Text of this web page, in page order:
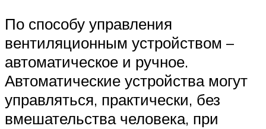
По способу управления
вентиляционным устройством –
автоматическое и ручное.
Автоматические устройства могут
управляться, практически, без
вмешательства человека, при